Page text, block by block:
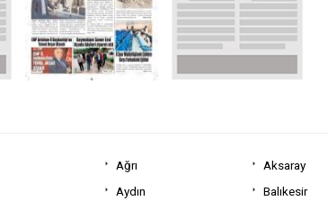
Ağrı Aksaray
Aydın Balıkesir